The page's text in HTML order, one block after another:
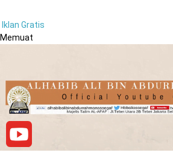
Iklan Gratis
Memuat